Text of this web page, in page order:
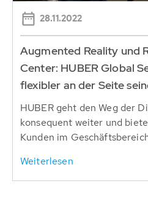
28.11.2022
Augmented Reality und
Center: HUBER Global
flexibler an der Seite
HUBER geht den Weg der
konsequent weiter und
Kunden im
Weiterlesen